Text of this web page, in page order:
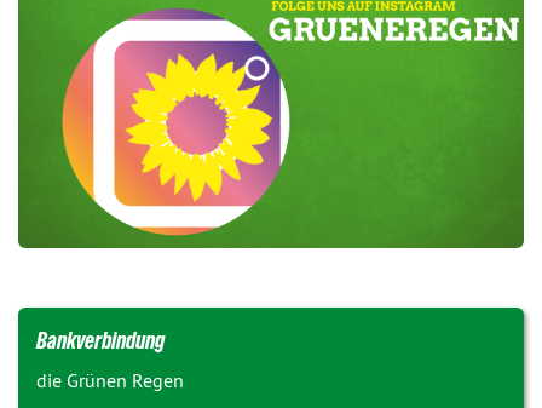
Bankverbindung
die Grünen Regen